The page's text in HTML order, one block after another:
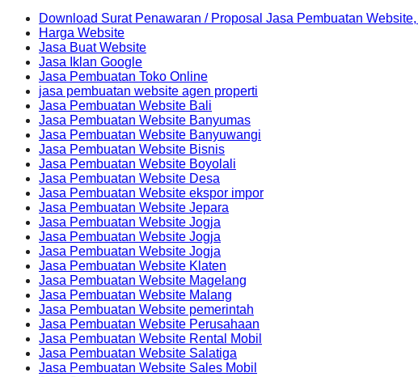
Download Surat Penawaran / Proposal Jasa Pembuatan
Harga Website
Jasa Buat Website
Jasa Iklan Google
Jasa Pembuatan Toko Online
jasa pembuatan website agen properti
Jasa Pembuatan Website Bali
Jasa Pembuatan Website Banyumas
Jasa Pembuatan Website Banyuwangi
Jasa Pembuatan Website Bisnis
Jasa Pembuatan Website Boyolali
Jasa Pembuatan Website Desa
Jasa Pembuatan Website ekspor impor
Jasa Pembuatan Website Jepara
Jasa Pembuatan Website Jogja
Jasa Pembuatan Website Jogja
Jasa Pembuatan Website Jogja
Jasa Pembuatan Website Klaten
Jasa Pembuatan Website Magelang
Jasa Pembuatan Website Malang
Jasa Pembuatan Website pemerintah
Jasa Pembuatan Website Perusahaan
Jasa Pembuatan Website Rental Mobil
Jasa Pembuatan Website Salatiga
Jasa Pembuatan Website Sales Mobil